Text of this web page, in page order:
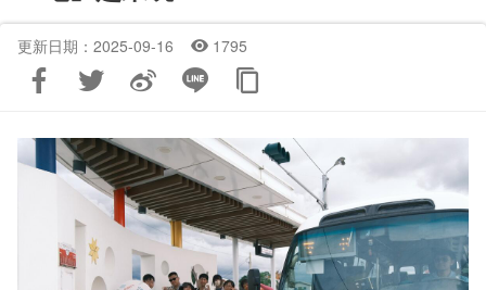
更新日期：2025-09-16 1795